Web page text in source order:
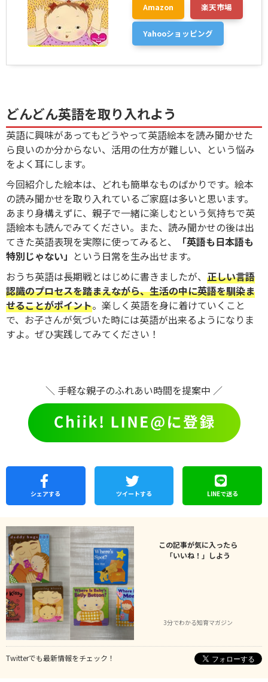
Amazon 楽天市場
Yahooショッピング
どんどん英語を取り入れよう
英語に興味があってもどうやって英語絵本を読み聞かせた
ら良いのか分からない、活用の仕方が難しい、という悩み
をよく耳にします。
今回紹介した絵本は、どれも簡単なものばかりです。絵本
の読み聞かせを取り入れているご家庭は多いと思います。
あまり身構えずに、親子で一緒に楽しむという気持ちで英
語絵本も読んでみてください。また、読み聞かせの後は出
てきた英語表現を実際に使ってみると、
「英語も日本語も
特別じゃない」 という日常を生み出せます。
おうち英語は長期戦とはじめに書きましたが、 正しい言語
認識のプロセスを踏まえながら、生活の中に英語を馴染ま
せることがポイント。楽しく英語を身に着けていくこと
で、お子さんが気づいた時には英語が出来るようになりま
すよ。ぜひ実践してみてください！
＼ 手軽な親子のふれあい時間を提案中 ／
シェアする ツイートする LINEで送る
この記事が気に入ったら
「いいね！」しよう
3分でわかる知育マガジン
Twitterでも最新情報をチェック！